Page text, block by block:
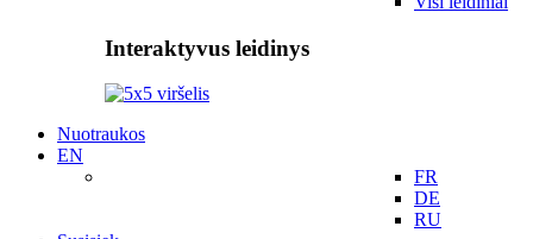
Interaktyvus leidinys
Nuotraukos
EN
FR
DE
RU